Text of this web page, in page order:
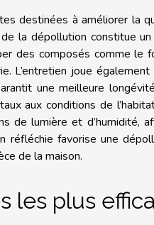
destinées à améliorer la
de la dépollution constitue
des composés comme
L’entretien joue
une meilleure
aux conditions de
de lumière et d’humidité,
réfléchie favorise une
de la maison.
les plus